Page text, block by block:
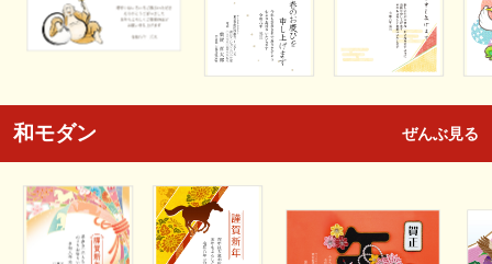
和モダン ぜんぶ見る